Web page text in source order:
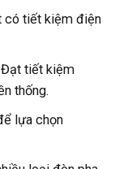
có tiết kiệm điện
Đạt tiết kiệm
thống.
lựa chọn